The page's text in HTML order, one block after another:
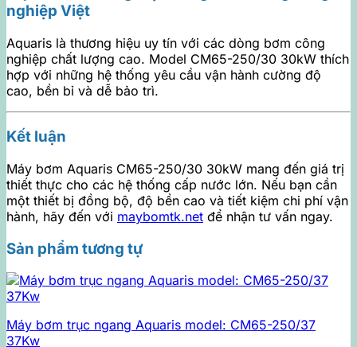
nghiệp Việt
Aquaris là thương hiệu uy tín với các dòng bơm công
nghiệp chất lượng cao. Model CM65-250/30 30kW thích
hợp với những hệ thống yêu cầu vận hành cường độ
cao, bền bỉ và dễ bảo trì.
Kết luận
Máy bơm Aquaris CM65-250/30 30kW mang đến giá trị
thiết thực cho các hệ thống cấp nước lớn. Nếu bạn cần
một thiết bị đồng bộ, độ bền cao và tiết kiệm chi phí vận
hành, hãy đến với maybomtk.net để nhận tư vấn ngay.
Sản phẩm tương tự
Máy bơm trục ngang Aquaris model: CM65-250/37
37Kw